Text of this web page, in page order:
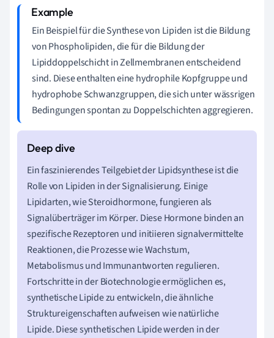
Ein Beispiel für die Synthese von Lipiden ist die Bildung
von Phospholipiden, die für die Bildung der
Lipiddoppelschicht in Zellmembranen entscheidend
sind. Diese enthalten eine hydrophile Kopfgruppe und
hydrophobe Schwanzgruppen, die sich unter wässrigen
Bedingungen spontan zu Doppelschichten aggregieren.
Ein faszinierendes Teilgebiet der Lipidsynthese ist die
Rolle von Lipiden in der Signalisierung. Einige
Lipidarten, wie Steroidhormone, fungieren als
Signalüberträger im Körper. Diese Hormone binden an
spezifische Rezeptoren und initiieren signalvermittelte
Reaktionen, die Prozesse wie Wachstum,
Metabolismus und Immunantworten regulieren.
Fortschritte in der Biotechnologie ermöglichen es,
synthetische Lipide zu entwickeln, die ähnliche
Struktureigenschaften aufweisen wie natürliche
Lipide. Diese synthetischen Lipide werden in der